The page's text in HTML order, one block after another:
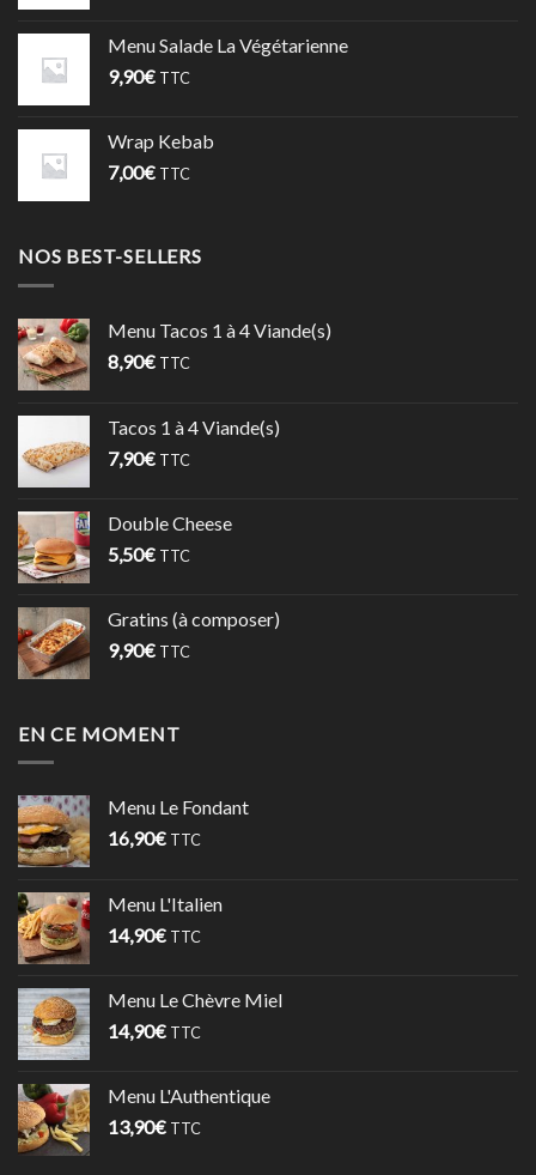
Menu Salade La Végétarienne
9,90€ TTC
Wrap Kebab
7,00€ TTC
NOS BEST-SELLERS
Menu Tacos 1 à 4 Viande(s)
8,90€ TTC
Tacos 1 à 4 Viande(s)
7,90€ TTC
Double Cheese
5,50€ TTC
Gratins (à composer)
9,90€ TTC
EN CE MOMENT
Menu Le Fondant
16,90€ TTC
Menu L'Italien
14,90€ TTC
Menu Le Chèvre Miel
14,90€ TTC
Menu L'Authentique
13,90€ TTC